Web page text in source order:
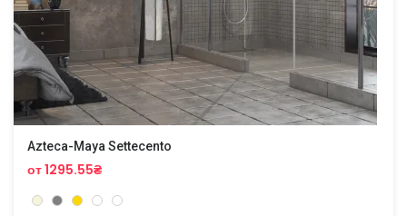
Azteca-Maya Settecento
от 1295.55₴